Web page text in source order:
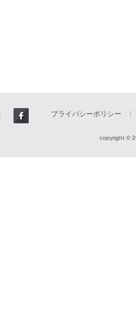
プライバシーポリシー
copyright ©